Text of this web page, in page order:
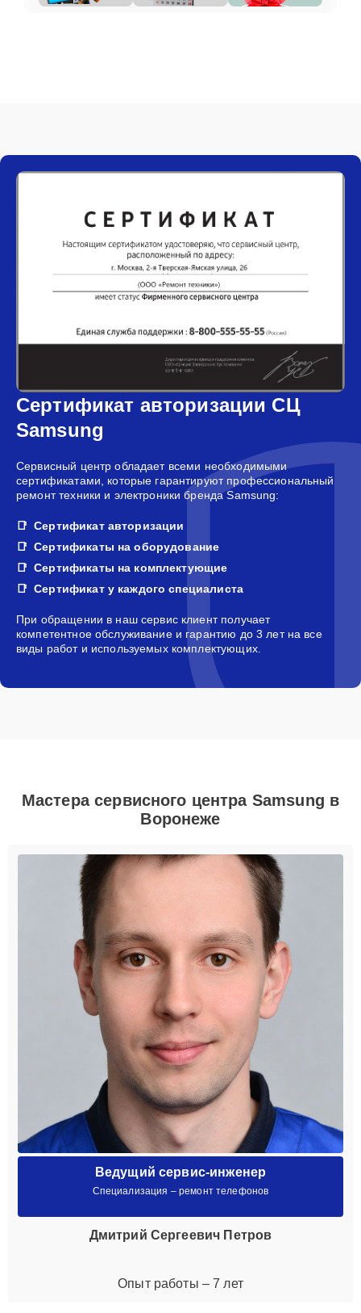
Сертификат авторизации СЦ
Samsung
Сервисный центр обладает всеми необходимыми
сертификатами, которые гарантируют профессиональный
ремонт техники и электроники бренда Samsung:
Сертификат авторизации
Сертификаты на оборудование
Сертификаты на комплектующие
Сертификат у каждого специалиста
При обращении в наш сервис клиент получает
компетентное обслуживание и гарантию до 3 лет на все
виды работ и используемых комплектующих.
Мастера сервисного центра Samsung в
Воронеже
Ведущий сервис-инженер
Специализация – ремонт телефонов
Дмитрий Сергеевич Петров
Опыт работы – 7 лет